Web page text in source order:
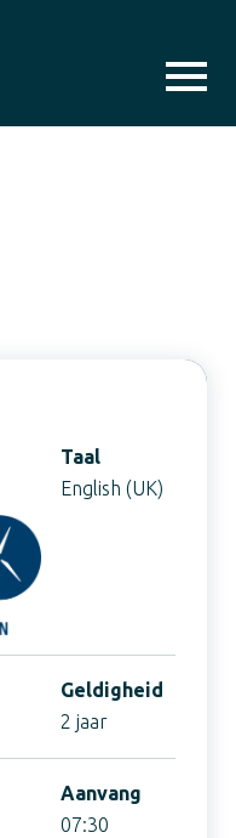
Taal
English (UK)
Geldigheid
2 jaar
Aanvang
07:30